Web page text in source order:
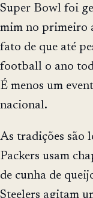
Super Bowl foi
mim no primeiro
fato de que até
football o ano
É menos um
nacional.
As tradições são
Packers usam
de cunha de
Steelers agitam